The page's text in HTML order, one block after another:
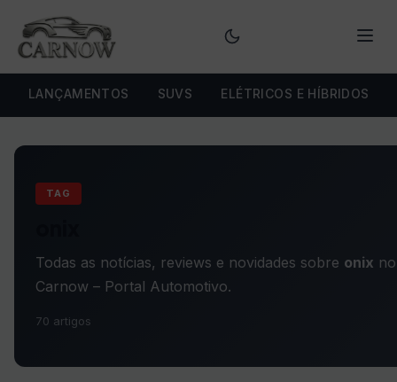
LANÇAMENTOS SUVS ELÉTRICOS E HÍBRIDOS
TAG
Todas as notícias, reviews e novidades sobre onix no
Carnow – Portal Automotivo.
70 artigos